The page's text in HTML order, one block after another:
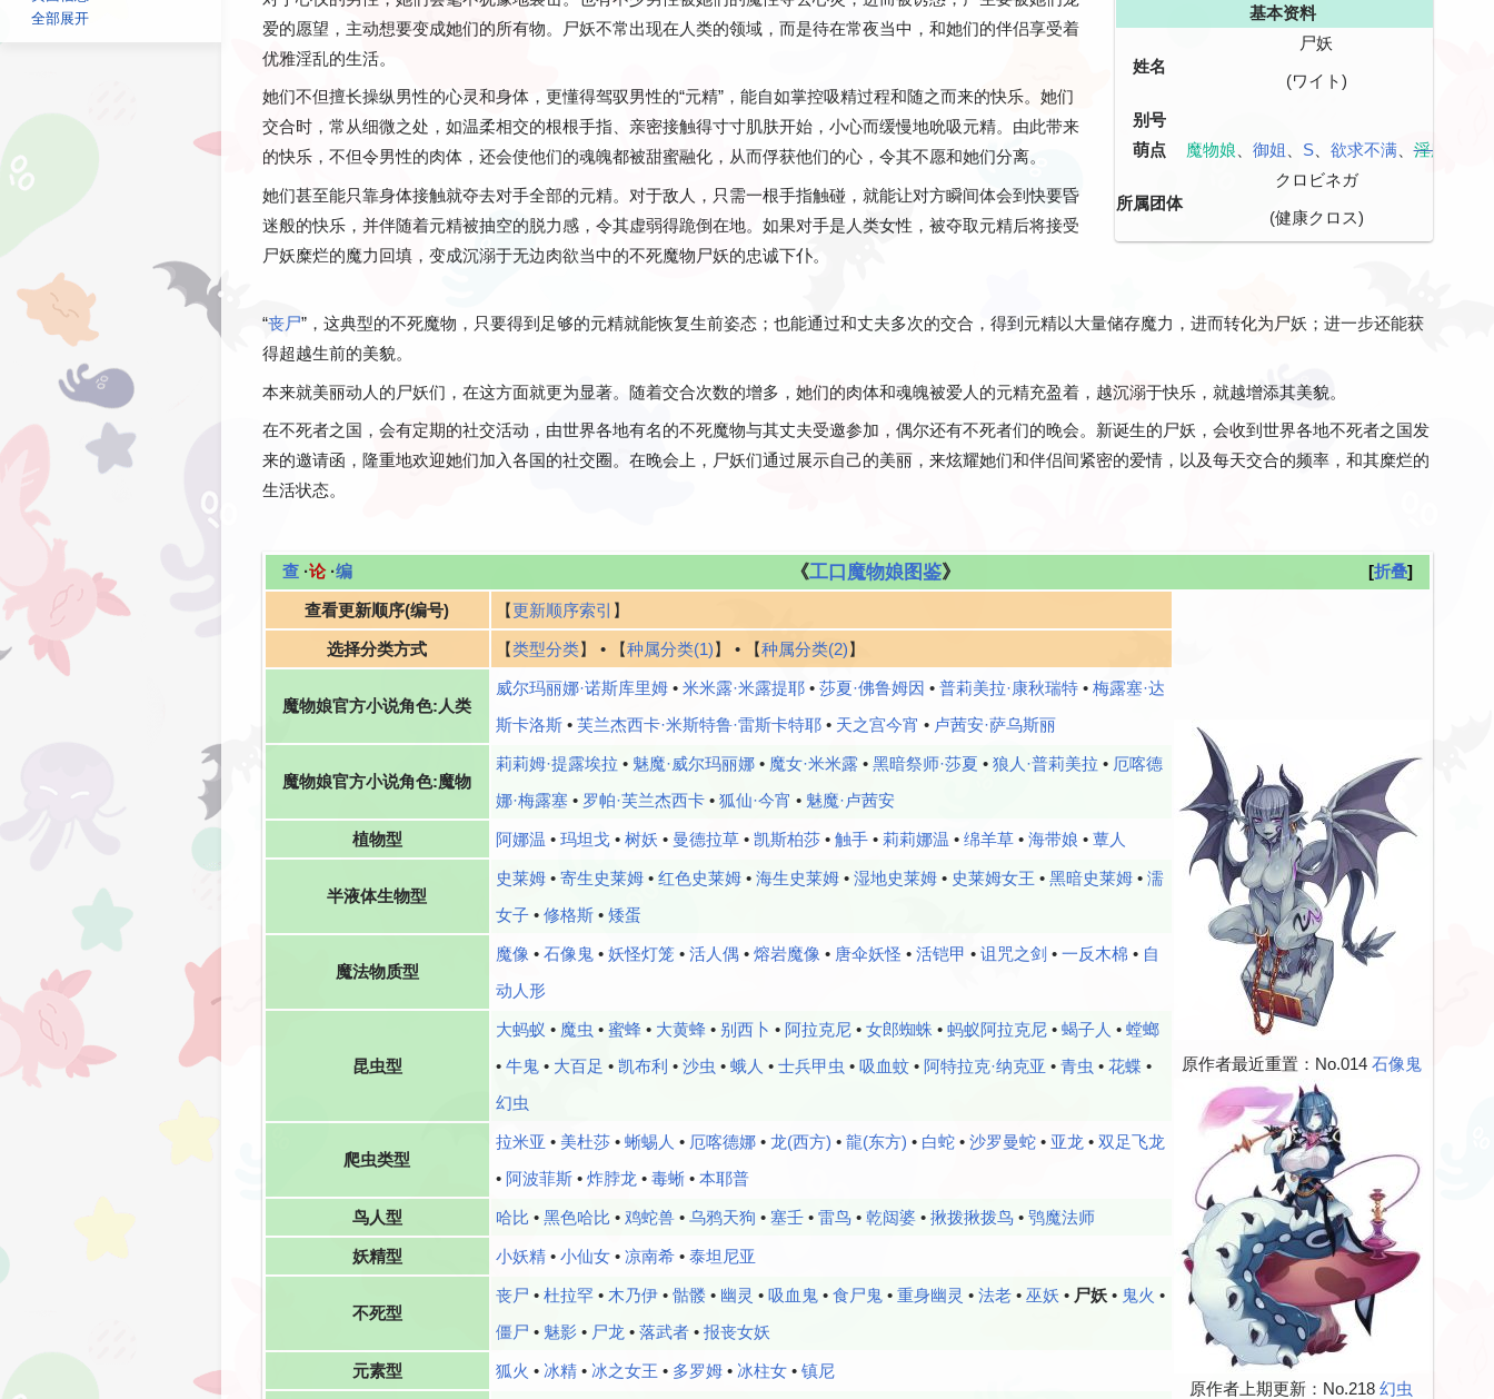
基本资料
姓名
尸妖
(ワイト)
别号
萌点
魔物娘 御姐 S、 欲求不满、淫魔
所属团体
クロビネガ
(健康クロス)
爱的愿望，主动想要变成她们的所有物。尸妖不常出现在人类的领域，而是待在常夜当中，和她们的伴侣享受着
优雅淫乱的生活。
她们不但擅长操纵男性的心灵和身体，更懂得驾驭男性的“元精”，能自如掌控吸精过程和随之而来的快乐。她们
交合时，常从细微之处，如温柔相交的根根手指、亲密接触得寸寸肌肤开始，小心而缓慢地吮吸元精。由此带来
的快乐，不但令男性的肉体，还会使他们的魂魄都被甜蜜融化，从而俘获他们的心，令其不愿和她们分离。
她们甚至能只靠身体接触就夺去对手全部的元精。对于敌人，只需一根手指触碰，就能让对方瞬间体会到快要昏
迷般的快乐，并伴随着元精被抽空的脱力感，令其虚弱得跪倒在地。如果对手是人类女性，被夺取元精后将接受
尸妖糜烂的魔力回填，变成沉溺于无边肉欲当中的不死魔物尸妖的忠诚下仆。
“丧尸”，这典型的不死魔物，只要得到足够的元精就能恢复生前姿态；也能通过和丈夫多次的交合，得到元精以大量储存魔力，进而转化为尸妖；进一步还能获
得超越生前的美貌。
本来就美丽动人的尸妖们，在这方面就更为显著。随着交合次数的增多，她们的肉体和魂魄被爱人的元精充盈着，越沉溺于快乐，就越增添其美貌。
在不死者之国，会有定期的社交活动，由世界各地有名的不死魔物与其丈夫受邀参加，偶尔还有不死者们的晚会。新诞生的尸妖，会收到世界各地不死者之国发
来的邀请函，隆重地欢迎她们加入各国的社交圈。在晚会上，尸妖们通过展示自己的美丽，来炫耀她们和伴侣间紧密的爱情，以及每天交合的频率，和其糜烂的
生活状态。
折叠
查·论·编 《工口魔物娘图鉴》
查看更新顺序(编号) 【更新顺序索引 】
原作者最近重置：No.014 石像鬼
原作者上期更新：No.218幻虫
选择分类方式 【类型分类】 • 【种属分类(1)】 • 【种属分类(2)】
魔物娘官方小说角色:人类
威尔玛丽娜·诺斯库里姆• 米米露·米露提耶• 莎夏·佛鲁姆因 • 普莉美拉·康秋瑞特• 梅露塞·达
斯卡洛斯• 芙兰杰西卡·米斯特鲁·雷斯卡特耶• 天之宫今宵 • 卢茜安·萨乌斯丽‎
魔物娘官方小说角色:魔物
莉莉姆·提露埃拉 • 魅魔·威尔玛丽娜• 魔女·米米露 • 黑暗祭师·莎夏 • 狼人·普莉美拉 • 厄喀德
娜·梅露塞• 罗帕·芙兰杰西卡• 狐仙·今宵 • 魅魔·卢茜安
植物型 阿娜温 • 玛坦戈• 树妖 • 曼德拉草• 凯斯柏莎• 触手• 莉莉娜温 • 绵羊草• 海带娘 • 蕈人
半液体生物型
史莱姆• 寄生史莱姆• 红色史莱姆• 海生史莱姆• 湿地史莱姆• 史莱姆女王 • 黑暗史莱姆• 濡
女子• 修格斯• 矮蛋
魔法物质型
魔像 • 石像鬼• 妖怪灯笼• 活人偶• 熔岩魔像 • 唐伞妖怪 • 活铠甲 • 诅咒之剑 • 一反木棉 • 自
动人形
昆虫型
大蚂蚁 • 魔虫 • 蜜蜂• 大黄蜂• 别西卜 • 阿拉克尼• 女郎蜘蛛 • 蚂蚁阿拉克尼• 蝎子人 • 螳螂
• 牛鬼• 大百足 • 凯布利 • 沙虫 • 蛾人 • 士兵甲虫 • 吸血蚊• 阿特拉克·纳克亚 • 青虫 • 花蝶 •
幻虫
爬虫类型
拉米亚 • 美杜莎• 蜥蜴人 • 厄喀德娜• 龙(西方) • 龍(东方) • 白蛇• 沙罗曼蛇• 亚龙 • 双足飞龙
• 阿波菲斯• 炸脖龙 • 毒蜥• 本耶普
鸟人型 哈比 • 黑色哈比 • 鸡蛇兽• 乌鸦天狗 • 塞壬• 雷鸟• 乾闼婆• 揪拨揪拨鸟• 鸮魔法师
妖精型 小妖精• 小仙女• 凉南希• 泰坦尼亚
不死型
丧尸 • 杜拉罕• 木乃伊• 骷髅• 幽灵 • 吸血鬼• 食尸鬼• 重身幽灵 • 法老• 巫妖 • 尸妖• 鬼火 •
僵尸 • 魅影• 尸龙 • 落武者• 报丧女妖
元素型 狐火 • 冰精• 冰之女王 • 多罗姆• 冰柱女• 镇尼
全部展开